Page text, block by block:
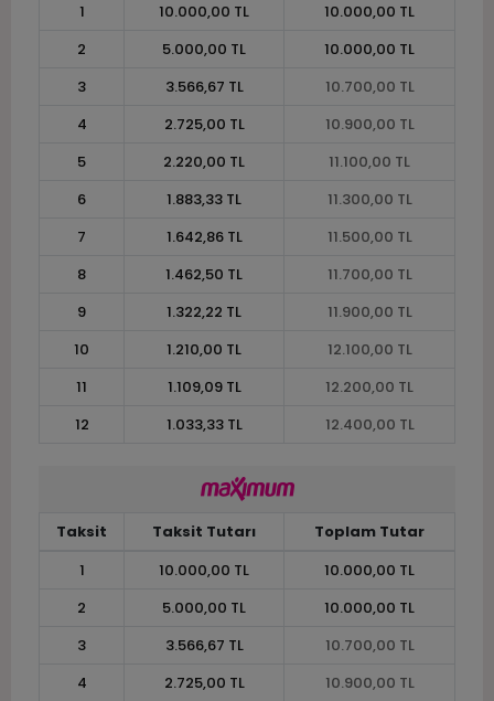
1
10.000,00 TL
10.000,00 TL
2
5.000,00 TL
10.000,00 TL
3
3.566,67 TL
10.700,00 TL
4
2.725,00 TL
10.900,00 TL
5
2.220,00 TL
11.100,00 TL
6
1.883,33 TL
11.300,00 TL
7
1.642,86 TL
11.500,00 TL
8
1.462,50 TL
11.700,00 TL
9
1.322,22 TL
11.900,00 TL
10
1.210,00 TL
12.100,00 TL
11
1.109,09 TL
12.200,00 TL
12
1.033,33 TL 12.400,00 TL
Taksit Taksit Tutarı
Toplam Tutar
1
10.000,00 TL
10.000,00 TL
2
5.000,00 TL
10.000,00 TL
3
3.566,67 TL
10.700,00 TL
4
2.725,00 TL 10.900,00 TL